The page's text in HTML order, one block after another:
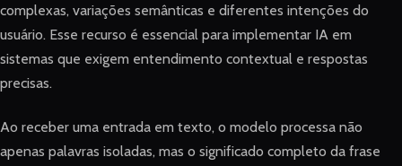
complexas, variações semânticas e diferentes intenções do
usuário. Esse recurso é essencial para implementar IA em
sistemas que exigem entendimento contextual e respostas
precisas.
Ao receber uma entrada em texto, o modelo processa não
apenas palavras isoladas, mas o significado completo da frase